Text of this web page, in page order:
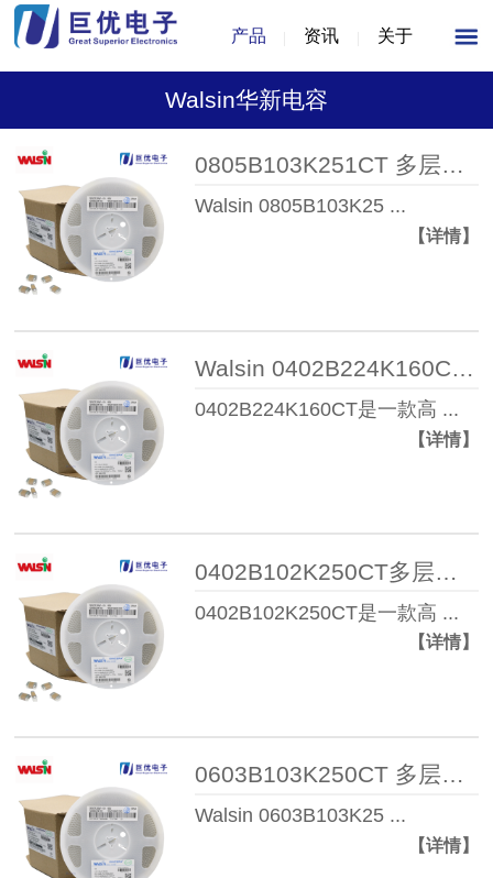
产品 资讯 关于
Walsin华新电容
0805B103K251CT 多层陶瓷贴片电容器
Walsin 0805B103K25 ...
【详情】
Walsin 0402B224K160CT 多层陶瓷电容器
0402B224K160CT是一款高 ...
【详情】
0402B102K250CT多层陶瓷电容器
0402B102K250CT是一款高 ...
【详情】
0603B103K250CT 多层陶瓷电容器
Walsin 0603B103K25 ...
【详情】